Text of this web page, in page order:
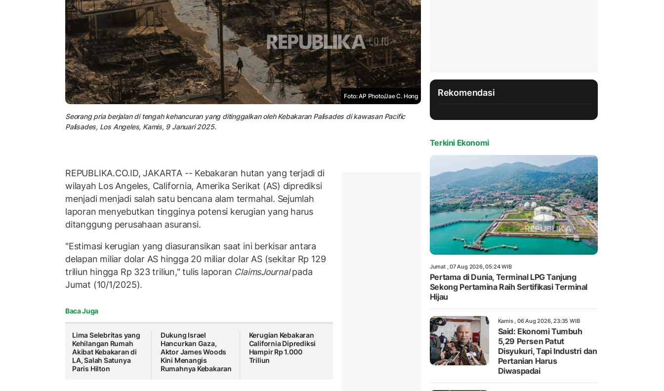
Foto: AP Photo/Jae C. Hong
Seorang pria berjalan di tengah kehancuran yang ditinggalkan oleh Kebakaran Palisades di kawasan Pacific
Palisades, Los Angeles, Kamis, 9 Januari 2025.
REPUBLIKA.CO.ID, JAKARTA -- Kebakaran hutan yang terjadi di
wilayah Los Angeles, California, Amerika Serikat (AS) diprediksi
menjadi menjadi salah satu bencana alam termahal. Sejumlah
laporan menyebutkan tingginya potensi kerugian yang harus
ditanggung perusahaan asuransi.
"Estimasi kerugian yang diasuransikan saat ini berkisar antara
delapan miliar dolar AS hingga 20 miliar dolar AS (sekitar Rp 129
triliun hingga Rp 323 triliun," tulis laporan ClaimsJournalpada
Jumat (10/1/2025).
Baca Juga
Lima Selebritas yang
Kehilangan Rumah
Akibat Kebakaran di
LA, Salah Satunya
Paris Hilton
Dukung Israel
Hancurkan Gaza,
Aktor James Woods
Kini Menangis
Rumahnya Kebakaran
Kerugian Kebakaran
California Diprediksi
Hampir Rp 1.000
Triliun
Rekomendasi
Terkini Ekonomi
Jumat , 07 Aug 2026, 05:24 WIB
Pertama di Dunia, Terminal LPG Tanjung
Sekong Pertamina Raih Sertifikasi Terminal
Hijau
Kamis , 06 Aug 2026, 23:35 WIB
Said: Ekonomi Tumbuh
5,29 Persen Patut
Disyukuri, Tapi Industri dan
Pertanian Harus
Diwaspadai